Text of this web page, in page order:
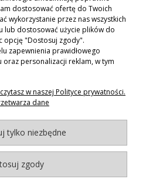
ZAPISZ SIĘ
KONTO
- 2024
dostosować ofertę do Twoich
wykorzystanie przez nas wszystkich
lub dostosować użycie plików do
opcję "Dostosuj zgody".
zapewnienia prawidłowego
oraz personalizacji reklam, w tym
w naszej Polityce prywatności.
dane
tylko niezbędne
zgody